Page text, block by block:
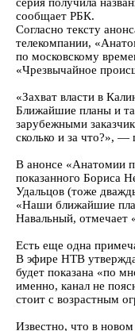
сообщает РБК.
Согласно тексту
телекомпании,
по московскому
«Чрезвычайное
«Захват власти в
Ближайшие планы и
зарубежными
сколько и за что?», —
В анонсе «Анатомии
показанного Бориса
Удальцов (тоже
«Наши ближайшие
Навальный, отмечает
Есть еще одна
В эфире НТВ
будет показана «по
именно, канал не
стоит с возрастным
Известно, что в